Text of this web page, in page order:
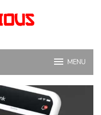
MENU